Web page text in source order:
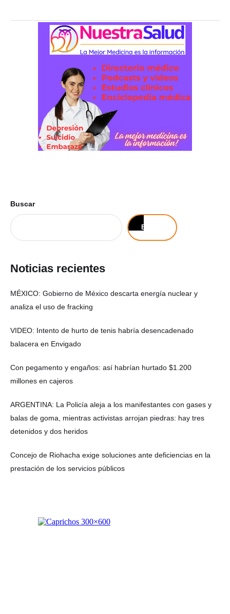
Buscar
Buscar
Noticias recientes
MÉXICO: Gobierno de México descarta energía nuclear y
analiza el uso de fracking
VIDEO: Intento de hurto de tenis habría desencadenado
balacera en Envigado
Con pegamento y engaños: así habrían hurtado $1.200
millones en cajeros
ARGENTINA: La Policía aleja a los manifestantes con gases y
balas de goma, mientras activistas arrojan piedras: hay tres
detenidos y dos heridos
Concejo de Riohacha exige soluciones ante deficiencias en la
prestación de los servicios públicos